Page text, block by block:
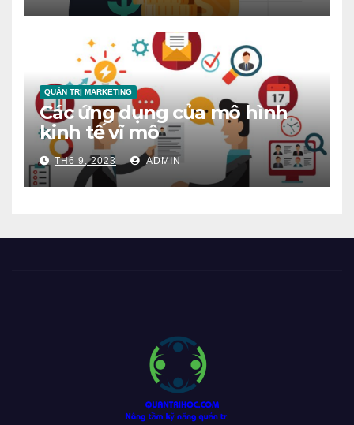
QUẢN TRỊ MARKETING
Các ứng dụng của mô hình
kinh tế vĩ mô
TH6 9, 2023 ADMIN